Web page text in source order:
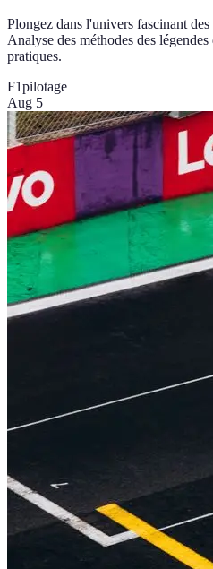
Plongez dans l'univers fascinant
Analyse des méthodes des
pratiques.
F1pilotage
Aug 5